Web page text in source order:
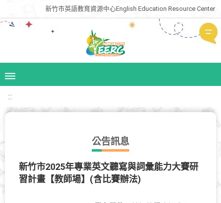
新竹市英語教育資源中心English Education Resource Center
:::
公告訊息
新竹市2025年專業英文聽寫與詞彙能力大賽研
習計畫【教師場】(含比賽辦法)